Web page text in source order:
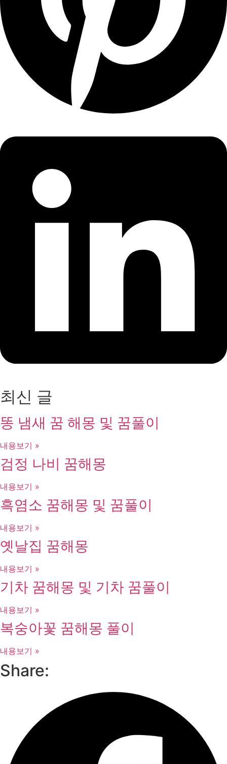
최신 글
똥 냄새 꿈 해몽 및 꿈풀이
내용보기 »
검정 나비 꿈해몽
내용보기 »
흑염소 꿈해몽 및 꿈풀이
내용보기 »
옛날집 꿈해몽
내용보기 »
기차 꿈해몽 및 기차 꿈풀이
내용보기 »
복숭아꽃 꿈해몽 풀이
내용보기 »
Share: